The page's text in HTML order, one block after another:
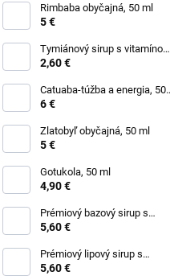
Rimbaba obyčajná, 50 ml
5 €
Tymiánový sirup s vitamínom
C
2,60 €
Catuaba-túžba a energia, 50
ml
6 €
Zlatobyľ obyčajná, 50 ml
5 €
Gotukola, 50 ml
4,90 €
Prémiový bazový sirup s
limetkou a vitam. C
5,60 €
Prémiový lipový sirup s
citrónom a vitamínom C
5,60 €